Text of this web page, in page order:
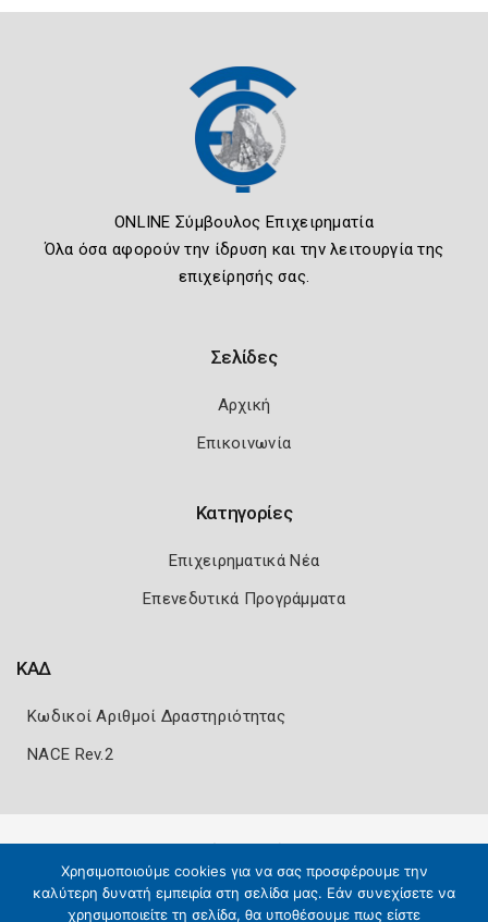
ONLINE Σύμβουλος Επιχειρηματία
Όλα όσα αφορούν την ίδρυση και την λειτουργία της
επιχείρησής σας.
Σελίδες
Αρχική
Επικοινωνία
Κατηγορίες
Επιχειρηματικά Νέα
Επενεδυτικά Προγράμματα
ΚΑΔ
Κωδικοί Αριθμοί Δραστηριότητας
NACE Rev.2
Χρησιμοποιούμε cookies για να σας προσφέρουμε την
καλύτερη δυνατή εμπειρία στη σελίδα μας. Εάν συνεχίσετε να
χρησιμοποιείτε τη σελίδα, θα υποθέσουμε πως είστε
Copyright 2026 Knowledge A.E.